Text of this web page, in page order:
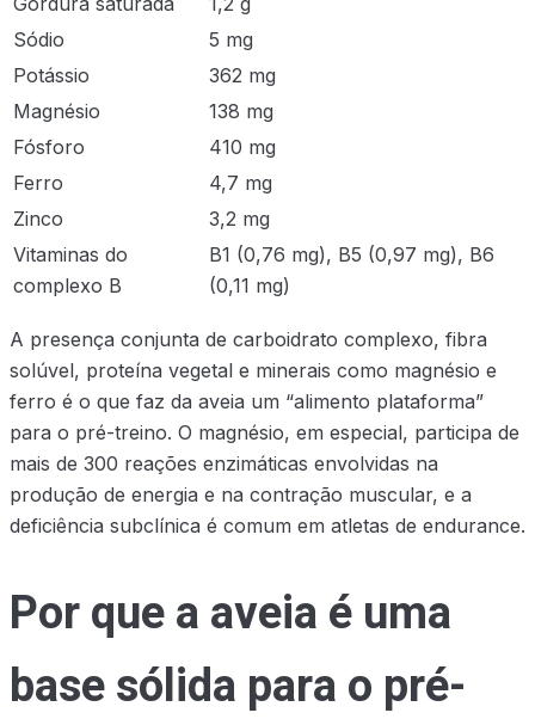
Sódio
5 mg
Potássio
362 mg
Magnésio
138 mg
Fósforo
410 mg
Ferro
4,7 mg
Zinco
3,2 mg
Vitaminas do
complexo B
B1 (0,76 mg), B5 (0,97 mg), B6
(0,11 mg)
A presença conjunta de carboidrato complexo, fibra
solúvel, proteína vegetal e minerais como magnésio e
ferro é o que faz da aveia um “alimento plataforma”
para o pré-treino. O magnésio, em especial, participa de
mais de 300 reações enzimáticas envolvidas na
produção de energia e na contração muscular, e a
deficiência subclínica é comum em atletas de endurance.
Por que a aveia é uma
base sólida para o pré-